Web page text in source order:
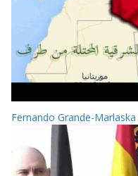
Fernando Grande-